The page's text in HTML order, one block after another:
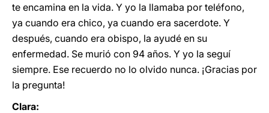
te encamina en la vida. Y yo la llamaba por teléfono,
ya cuando era chico, ya cuando era sacerdote. Y
después, cuando era obispo, la ayudé en su
enfermedad. Se murió con 94 años. Y yo la seguí
siempre. Ese recuerdo no lo olvido nunca. ¡Gracias por
la pregunta!
Clara: